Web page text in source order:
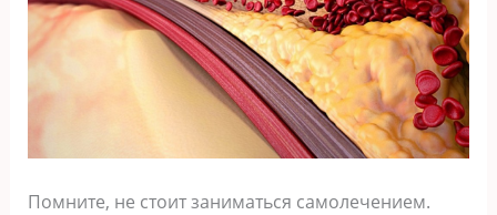
Помните, не стоит заниматься самолечением.